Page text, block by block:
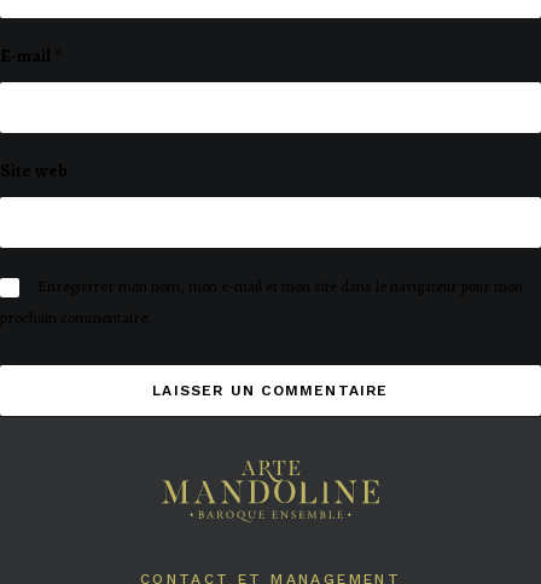
E-mail
Site web
Enregistrer mon nom, mon e-mail et mon site dans le navigateur pour mon
prochain commentaire.
CONTACT ET MANAGEMENT